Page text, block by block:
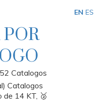
Catalogos
Catalogos
de 14 KT, 🥈
EN ES